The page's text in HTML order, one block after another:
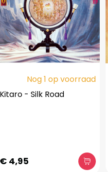
Nog 1 op voorraad
Kitaro - Silk Road
€ 4,95